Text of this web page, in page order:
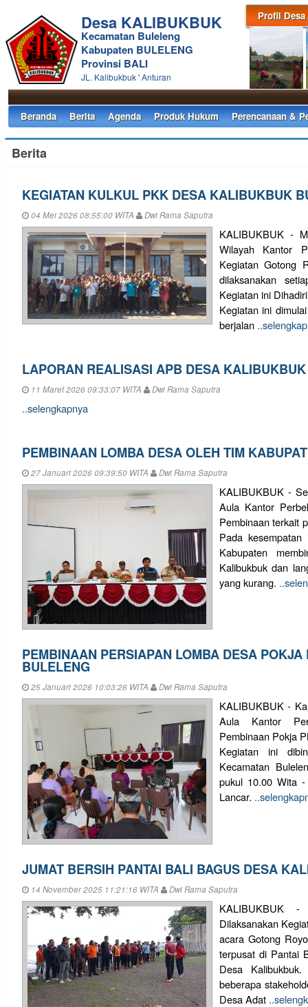
Profil Desa
Desa KALIBUKBUK
Kecamatan Buleleng
Kabupaten BULELENG
Provinsi BALI
JL. Kalibukbuk ' Anturan
Beranda Berita Agenda Produk Hukum Perencanaan &
Berita
KEGIATAN KULKUL PKK DESA KALIBUKBUK
04 Mei 2026 08:55:00 WITA Dwi Rama Saputra
KALIBUKBUK -
Wilayah Kantor
Kegiatan Gotong
dilaksanakan
Kegiatan ini
Kegiatan ini
berjalan
LAPORAN REALISASI APB DESA
11 Maret 2026 09:33:07 WITA Dwi Rama Saputra
..selengkapnya
PEMBINAAN LOMBA DESA OLEH TIM
27 Januari 2026 09:39:50 WITA Dwi Rama Saputra
KALIBUKBUK -
Aula Kantor
Pembinaan terkait
Pada
Kabupaten
Kalibukbuk dan
yang kurang.
PEMBINAAN PERSIAPAN LOMBA DESA
BULELENG
25 Januari 2026 10:03:26 WITA Dwi Rama Saputra
KALIBUKBUK -
Aula Kantor
Pembinaan Pokja
Kegiatan ini
Kecamatan
pukul 10.00 Wita
Lancar.
JUMAT BERSIH PANTAI BALI BAGUS DESA
14 November 2025 11:21:16 WITA Dwi Rama Saputra
KALIBUKBUK
Dilaksanakan
acara Gotong
terpusat di Pantai
Desa
beberapa
Desa Adat